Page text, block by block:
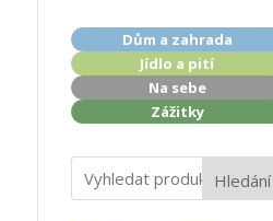
Dům a zahrada
Jídlo a pití
Na sebe
Zážitky
Hledání